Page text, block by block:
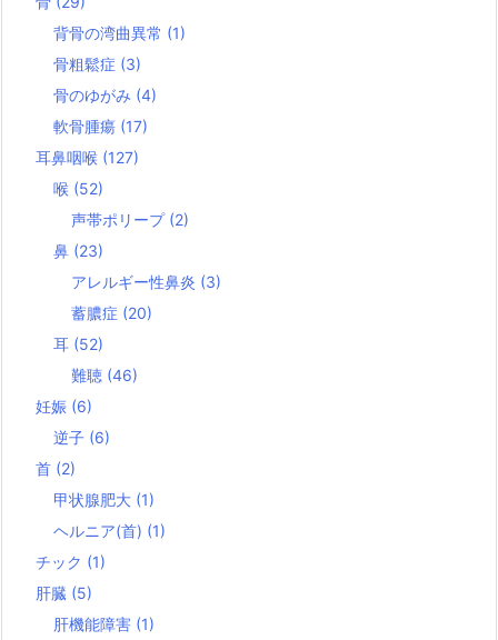
背骨の湾曲異常 (1)
骨粗鬆症 (3)
骨のゆがみ (4)
軟骨腫瘍 (17)
耳鼻咽喉 (127)
喉 (52)
声帯ポリープ (2)
鼻 (23)
アレルギー性鼻炎 (3)
蓄膿症 (20)
耳 (52)
難聴 (46)
妊娠 (6)
逆子 (6)
首 (2)
甲状腺肥大 (1)
ヘルニア(首) (1)
チック (1)
肝臓 (5)
肝機能障害 (1)